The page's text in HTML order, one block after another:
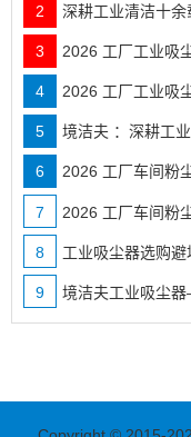
2 深耕工业清洁十余载｜
3 2026 工厂工业吸尘器
4 2026 工厂工业吸
5 境洁夫 ：深耕工业
6 2026 工厂车间粉
7 2026 工厂车间粉
8 工业吸尘器选购
9 境洁夫工业吸尘器